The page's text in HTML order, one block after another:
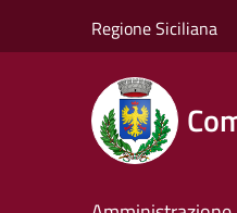
Regione Siciliana